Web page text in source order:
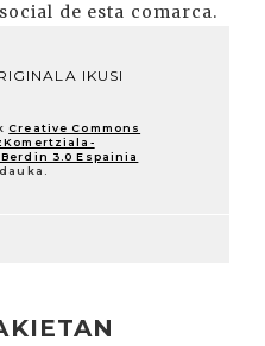
de esta comarca.
IKUSI
Creative Commons
3.0 Espainia